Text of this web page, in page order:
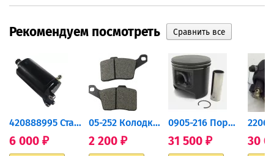
Рекомендуем посмотреть
420888995 Стартер для...
6 000 ₽
05-252 Колодки тормозные...
2 200 ₽
0905-216 Поршень Arctic Cat...
31 500 ₽ 30